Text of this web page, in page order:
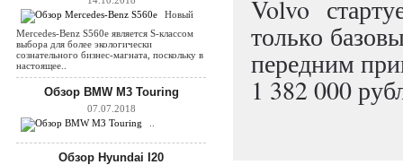
Новый
Mercedes-Benz S560e является S-классом
выбора для более экологически
сознательного бизнес-магната, поскольку в
настоящее..
Обзор BMW M3 Touring
07.07.2018
Обзор Hyundai I20
Volvo
только
передним
1 382 000